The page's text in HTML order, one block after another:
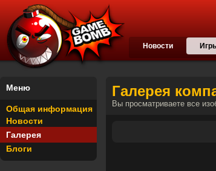
Новости
Меню
Общая информация
Новости
Галерея
Блоги
Галерея
Вы просматриваете все